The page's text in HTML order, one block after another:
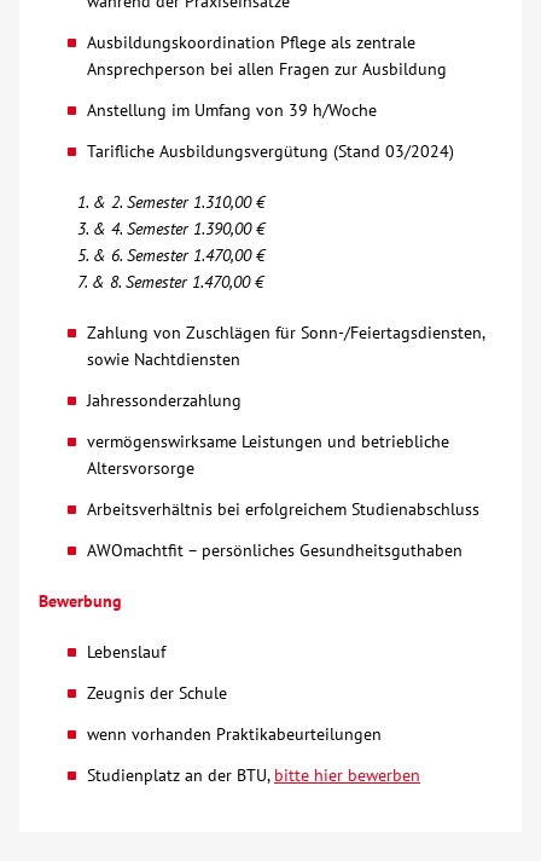
Ausbildungskoordination Pflege als zentrale
Ansprechperson bei allen Fragen zur Ausbildung
Anstellung im Umfang von 39 h/Woche
Tarifliche Ausbildungsvergütung (Stand 03/2024)
1. & 2. Semester 1.310,00 €
3. & 4. Semester 1.390,00 €
5. & 6. Semester 1.470,00 €
7. & 8. Semester 1.470,00 €
Zahlung von Zuschlägen für Sonn-/Feiertagsdiensten,
sowie Nachtdiensten
Jahressonderzahlung
vermögenswirksame Leistungen und betriebliche
Altersvorsorge
Arbeitsverhältnis bei erfolgreichem Studienabschluss
AWOmachtfit – persönliches Gesundheitsguthaben
Bewerbung
Lebenslauf
Zeugnis der Schule
wenn vorhanden Praktikabeurteilungen
Studienplatz an der BTU, bitte hier bewerben